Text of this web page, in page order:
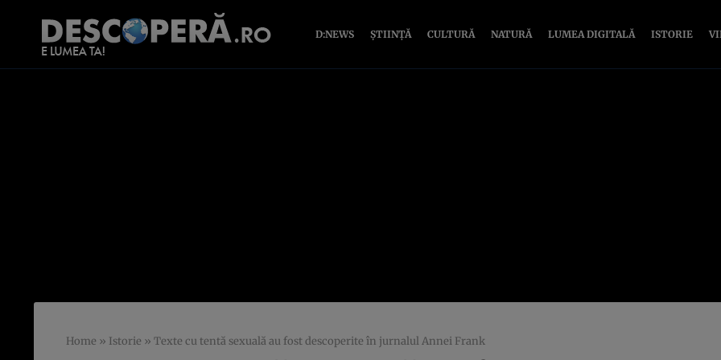
D:NEWS ȘTIINȚĂ CULTURĂ NATURĂ LUMEA DIGITALĂ ISTORIE
Home » Istorie » Texte cu tentă sexuală au fost descoperite în jurnalul Annei Frank